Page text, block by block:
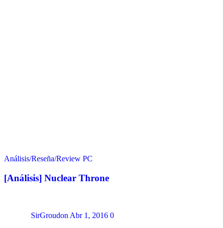
Análisis/Reseña/Review PC
[Análisis] Nuclear Throne
SirGroudon Abr 1, 2016 0